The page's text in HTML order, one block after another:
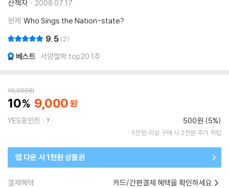
산책자
2008.07.17.
원제 Who Sings the Nation-state?
9.5 2
베스트 서양철학 top20 1주
10,000원
10 9,000
YES포인트 500원 (5%)
5만원 이상 구매 시 2천원 추가 적립
앱 다운 시 1천원 상품권
결제혜택 카드/간편결제 혜택을 확인하세요